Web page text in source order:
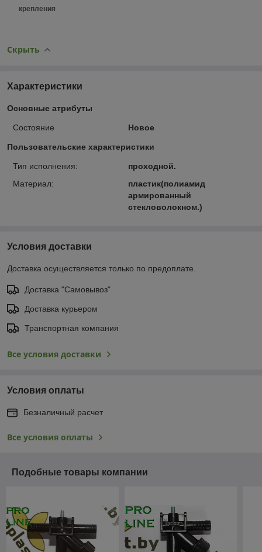
крепления
Скрыть
Характеристики
Основные атрибуты
Состояние Новое
Пользовательские характеристики
Тип исполнения:
проходной.
Материал:
пластик(полиамид
армированный
стекловолокном.)
Условия доставки
Доставка осуществляется только по предоплате.
Доставка "Самовывоз"
Доставка курьером
Транспортная компания
Все условия доставки
Условия оплаты
Безналичный расчет
Все условия оплаты
Подобные товары компании